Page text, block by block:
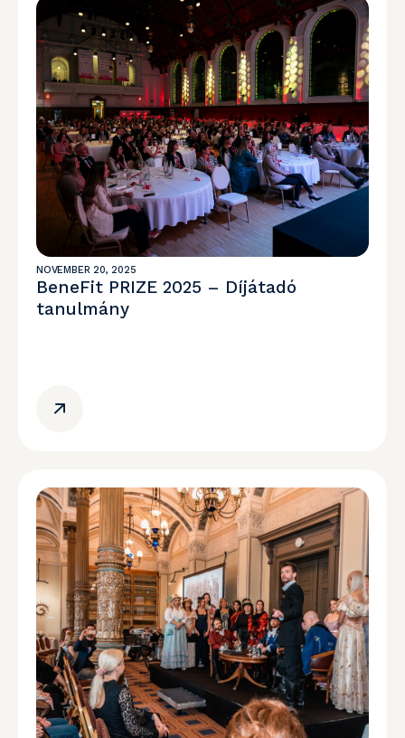
NOVEMBER 20, 2025
BeneFit PRIZE 2025 – Díjátadó
tanulmány